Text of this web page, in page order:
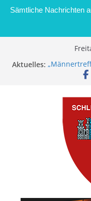
Sämtliche Nachrichten
Aktuelles:
der
Brand in
Kontrolle
Stadt